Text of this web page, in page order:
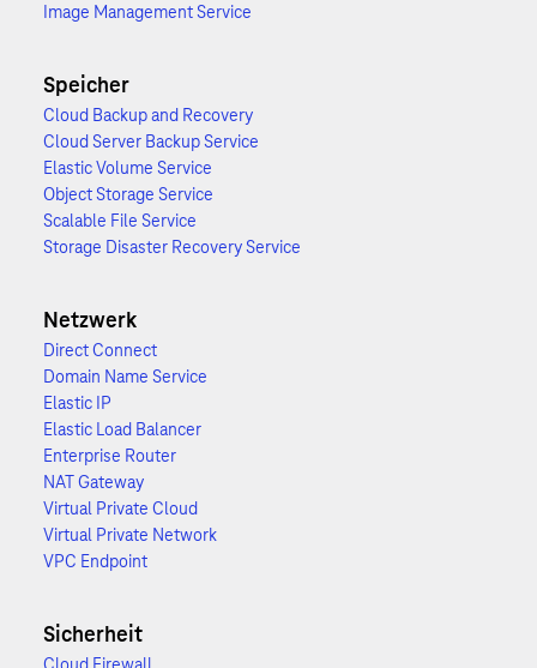
Image Management Service
Speicher
Cloud Backup and Recovery
Cloud Server Backup Service
Elastic Volume Service
Object Storage Service
Scalable File Service
Storage Disaster Recovery Service
Netzwerk
Direct Connect
Domain Name Service
Elastic IP
Elastic Load Balancer
Enterprise Router
NAT Gateway
Virtual Private Cloud
Virtual Private Network
VPC Endpoint
Sicherheit